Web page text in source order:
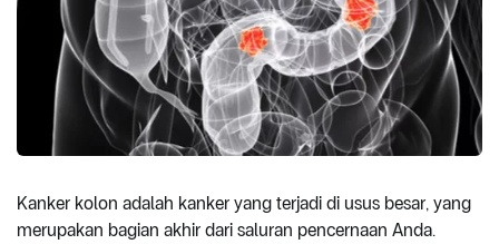
Kanker kolon adalah kanker yang terjadi di usus besar, yang
merupakan bagian akhir dari saluran pencernaan Anda.